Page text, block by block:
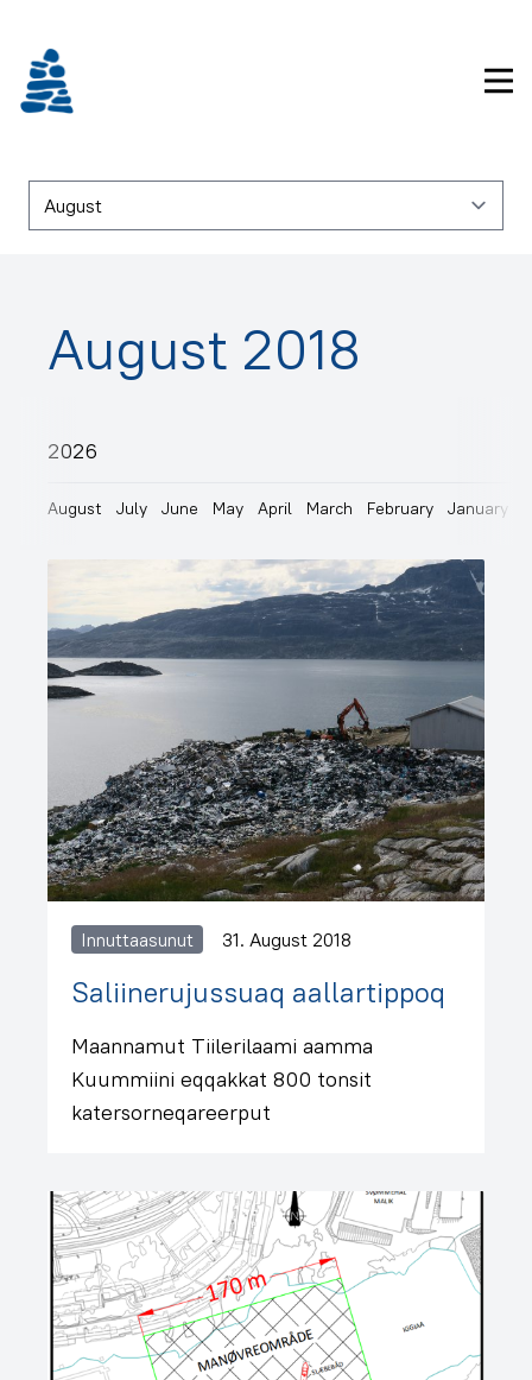
August 2018
2026
August July June May April March February January
Innuttaasunut 31. August 2018
Saliinerujussuaq aallartippoq
Maannamut Tiilerilaami aamma
Kuummiini eqqakkat 800 tonsit
katersorneqareerput